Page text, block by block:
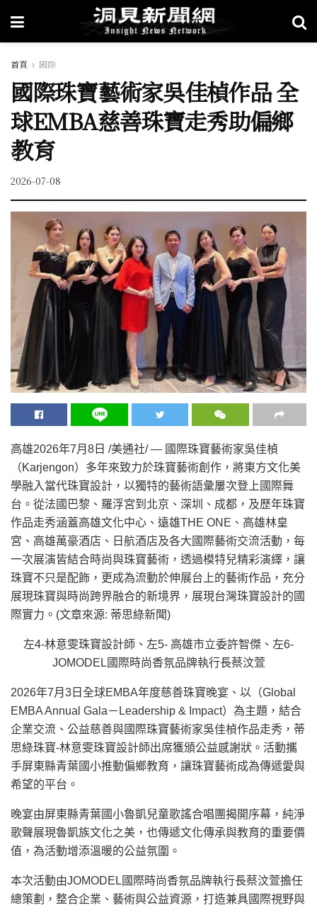
首頁 國際
國際珠寶藝術家吳佳楨作品 全
球EMBA慈善珠寶走秀助偏鄉
教育
2026-07-08
高雄2026年7月8日 /美通社/ — 國際珠寶藝術家吳佳楨
（Karjengon）多年來致力於珠寶藝術創作，將東方文化美
學融入當代珠寶設計，以獨特的藝術語彙屢次登上國際舞
台。從法國巴黎、羅浮宮到北京、深圳、成都，及歷年珠寶
作品走秀涵蓋高雄文化中心、遠雄THE ONE、高雄林皇
宮、高雄萬豪酒店、日航酒店及各大國際藝術交流活動，每
一次展演皆結合時尚與珠寶藝術，透過模特兒精彩演繹，讓
珠寶不只是配飾，更成為流動於伸展台上的藝術作品，充分
展現珠寶與時尚跨界融合的新境界，展現台灣珠寶設計的國
際實力。(文章來源: 蒂思綠新聞)
左4-林意雯珠寶設計師、左5- 高雄市立委許智傑、左6-
JOMODEL國際時尚香氛品牌執行長蔡汶萱
2026年7月3日全球EMBA年度慈善珠寶晚宴、以（Global
EMBA Annual Gala－Leadership & Impact）為主題，結合
企業交流、公益慈善與國際珠寶藝術家吳佳楨作品走秀，蒂
思綠珠寶-林意雯珠寶設計師出席獲頒公益感謝狀。活動攜
手屏東縣青葉國小推動偏鄉教育，讓珠寶藝術成為傳遞愛與
希望的平台。
晚宴由屏東縣青葉國小魯凱兒童歌謠合唱團揭開序幕，純淨
歌聲展現魯凱族文化之美，也傳遞文化傳承與教育的重要價
值，為活動增添溫暖的公益氛圍。
本次活動由JOMODEL國際時尚香氛品牌執行長蔡汶萱擔任
總策劃，整合企業、藝術與公益資源，打造兼具國際視野與